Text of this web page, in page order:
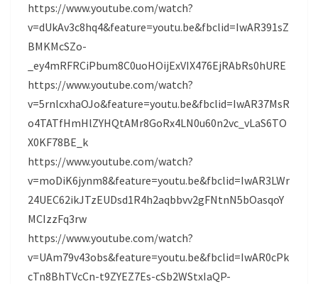
https://www.youtube.com/watch?
v=dUkAv3c8hq4&feature=youtu.be&fbclid=IwAR391sZ
BMKMcSZo-
_ey4mRFRCiPbum8C0uoHOijExVIX476EjRAbRs0hURE
https://www.youtube.com/watch?
v=5rnlcxhaOJo&feature=youtu.be&fbclid=IwAR37MsR
o4TATfHmHlZYHQtAMr8GoRx4LN0u60n2vc_vLaS6TO
X0KF78BE_k
https://www.youtube.com/watch?
v=moDiK6jynm8&feature=youtu.be&fbclid=IwAR3LWr
24UEC62ikJTzEUDsd1R4h2aqbbvv2gFNtnN5bOasqoY
MCIzzFq3rw
https://www.youtube.com/watch?
v=UAm79v43obs&feature=youtu.be&fbclid=IwAR0cPk
cTn8BhTVcCn-t9ZYEZ7Es-cSb2WStxIaQP-